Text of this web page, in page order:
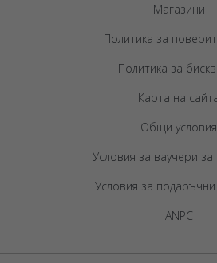
Магазини
Политика за
Политика за
Карта на
Общи условия
Условия за ваучери за
Условия за
ANPC